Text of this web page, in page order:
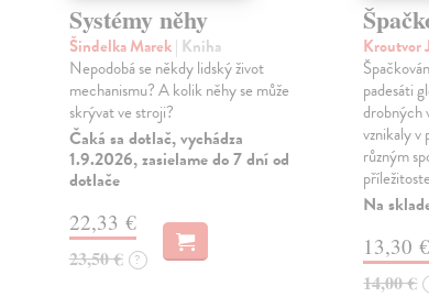
Systémy něhy
Šindelka Marek| Kniha
Nepodobá se někdy lidský život
mechanismu? A kolik něhy se může
skrývat ve stroji?
Čaká sa dotlač, vychádza
1.9.2026, zasielame do 7 dní od
dotlače
22,33 €
23,50 € ?
Kroutvor
padesáti
drobných
vznikaly
různým
Na
13,30
14,00 €